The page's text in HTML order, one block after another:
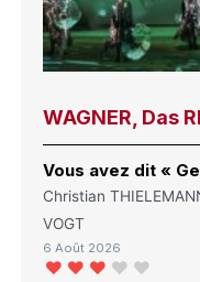
WAGNER, Das
Vous avez dit «
Christian
VOGT
6 Août 2026